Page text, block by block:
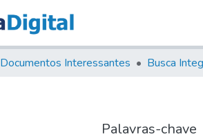
Documentos Interessantes Busca
Palavras-chave